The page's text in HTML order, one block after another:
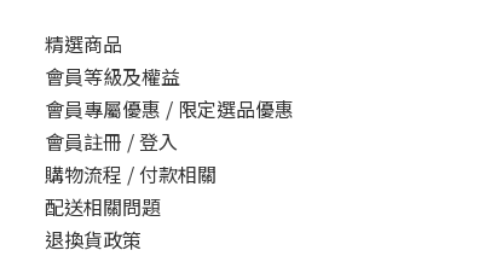
精選商品
會員等級及權益
會員專屬優惠 / 限定選品優惠
會員註冊 / 登入
購物流程 / 付款相關
配送相關問題
退換貨政策